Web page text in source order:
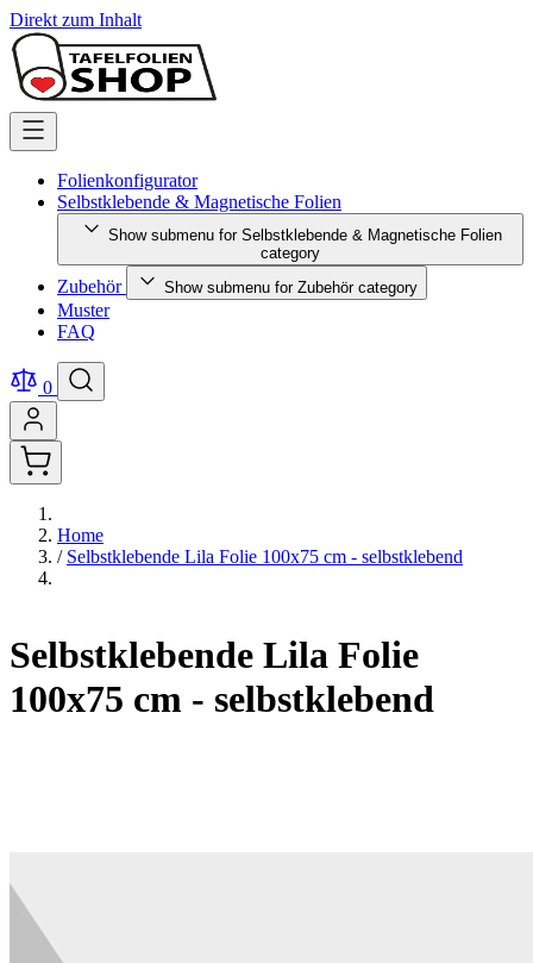
Direkt zum Inhalt
Folienkonfigurator
Selbstklebende & Magnetische Folien
Show submenu for Selbstklebende & Magnetische Folien
category
Zubehör Show submenu for Zubehör category
Muster
FAQ
0
Home
/ Selbstklebende Lila Folie 100x75 cm - selbstklebend
Selbstklebende Lila Folie
100x75 cm - selbstklebend